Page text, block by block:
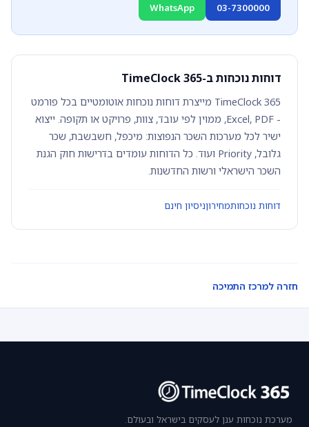
03-7300000
WhatsApp
דוחות נוכחות ב-TimeClock 365
TimeClock 365 מייצרת דוחות נוכחות אוטומטיים בכל פורמט
- Excel, PDF, ממוין לפי עובד, צוות, פרויקט או תקופה. ייצוא
ישיר לכל מערכות השכר הנפוצות: מיכפל, חשבשבת, שכר
גלובל, Priority ועוד. כל הדוחות עומדים בדרישות חוק הגנת
השכר הישראלי ורשות החדשנות.
דוחות נוכחותמחירוןניסיון חינם
חזרה למרכז התמיכה
מערכת נוכחות ענן לעסקים בישראל ובעולם.